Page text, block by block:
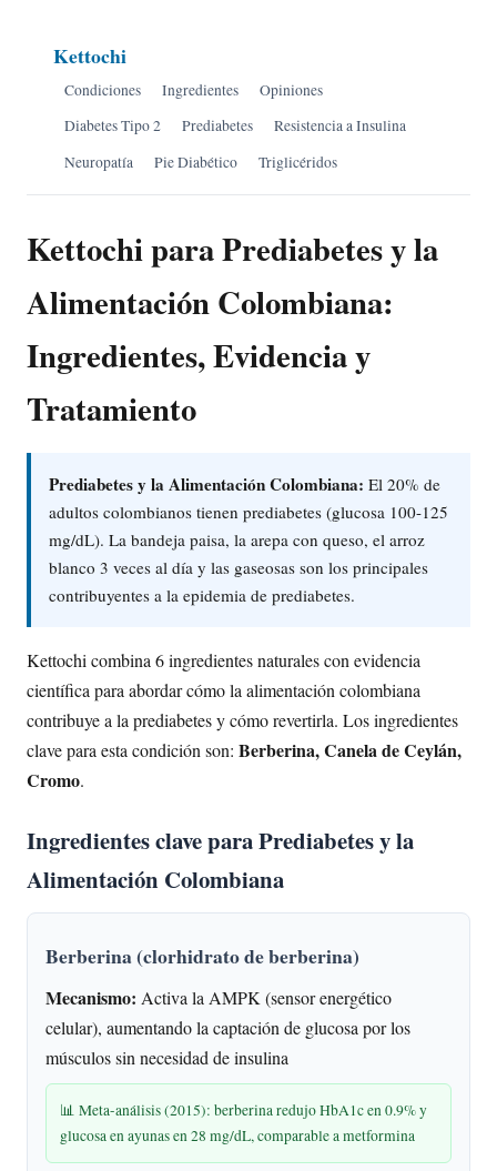
Kettochi
Condiciones Ingredientes
Opiniones
Diabetes Tipo 2
Prediabetes
Resistencia a Insulina
Neuropatía
Pie Diabético Triglicéridos
Kettochi para Prediabetes y la
Alimentación Colombiana:
Ingredientes, Evidencia y
Tratamiento
Prediabetes y la Alimentación Colombiana: El 20% de
adultos colombianos tienen prediabetes (glucosa 100-125
mg/dL). La bandeja paisa, la arepa con queso, el arroz
blanco 3 veces al día y las gaseosas son los principales
contribuyentes a la epidemia de prediabetes.
Kettochi combina 6 ingredientes naturales con evidencia
científica para abordar cómo la alimentación colombiana
contribuye a la prediabetes y cómo revertirla. Los ingredientes
clave para esta condición son: Berberina, Canela de Ceylán,
Cromo.
Ingredientes clave para Prediabetes y la
Alimentación Colombiana
Berberina (clorhidrato de berberina)
Mecanismo: Activa la AMPK (sensor energético
celular), aumentando la captación de glucosa por los
músculos sin necesidad de insulina
📊 Meta-análisis (2015): berberina redujo HbA1c en 0.9% y
glucosa en ayunas en 28 mg/dL, comparable a metformina